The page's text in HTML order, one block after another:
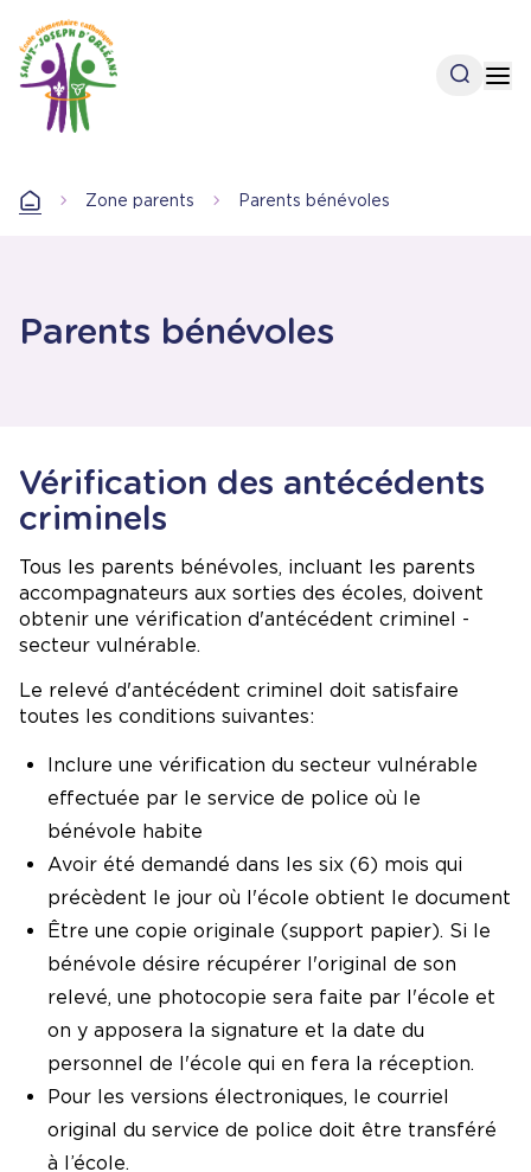
contenu
principal
Open
AccueilZone parents Parents bénévoles
Parents bénévoles
Vérification des antécédents
criminels
Tous les parents bénévoles, incluant les parents
accompagnateurs aux sorties des écoles, doivent
obtenir une vérification d'antécédent criminel -
secteur vulnérable.
Le relevé d'antécédent criminel doit satisfaire
toutes les conditions suivantes:
Inclure une vérification du secteur vulnérable
effectuée par le service de police où le
bénévole habite
Avoir été demandé dans les six (6) mois qui
précèdent le jour où l'école obtient le document
Être une copie originale (support papier). Si le
bénévole désire récupérer l'original de son
relevé, une photocopie sera faite par l'école et
on y apposera la signature et la date du
personnel de l'école qui en fera la réception.
Pour les versions électroniques, le courriel
original du service de police doit être transféré
à l’école.